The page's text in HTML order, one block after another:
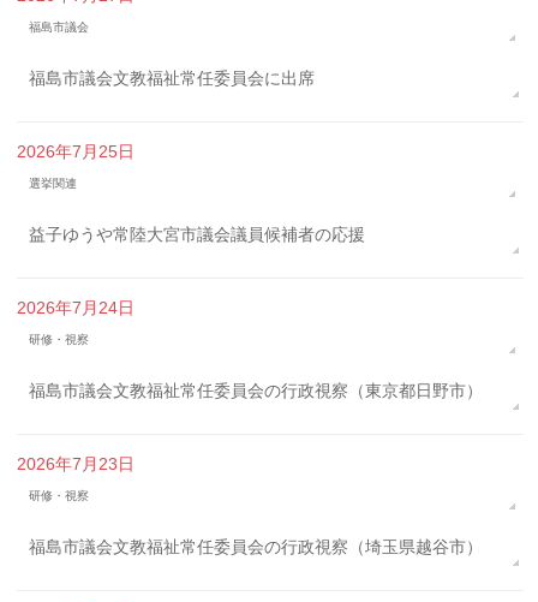
福島市議会
福島市議会文教福祉常任委員会に出席
2026年7月25日
選挙関連
益子ゆうや常陸大宮市議会議員候補者の応援
2026年7月24日
研修・視察
福島市議会文教福祉常任委員会の行政視察（東京都日野市）
2026年7月23日
研修・視察
福島市議会文教福祉常任委員会の行政視察（埼玉県越谷市）